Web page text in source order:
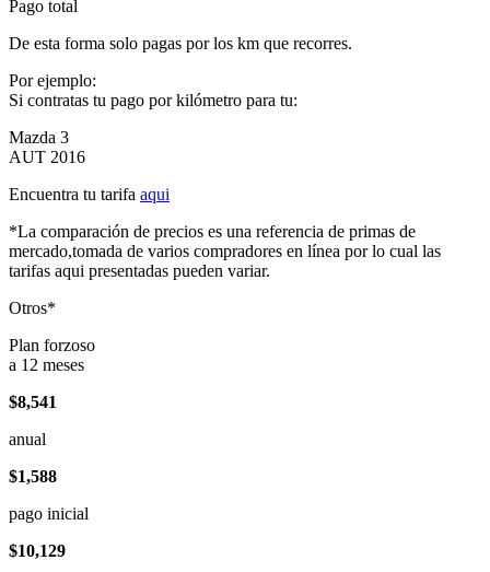
Pago total
De esta forma solo pagas por los km que recorres.
Por ejemplo:
Si contratas tu pago por kilómetro para tu:
Mazda 3
AUT 2016
Encuentra tu tarifa aqui
*La comparación de precios es una referencia de primas de
mercado,tomada de varios compradores en línea por lo cual las
tarifas aqui presentadas pueden variar.
Otros*
Plan forzoso
a 12 meses
$8,541
anual
$1,588
pago inicial
$10,129